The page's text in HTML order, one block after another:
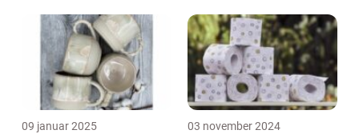
09 januar 2025 03 november 2024